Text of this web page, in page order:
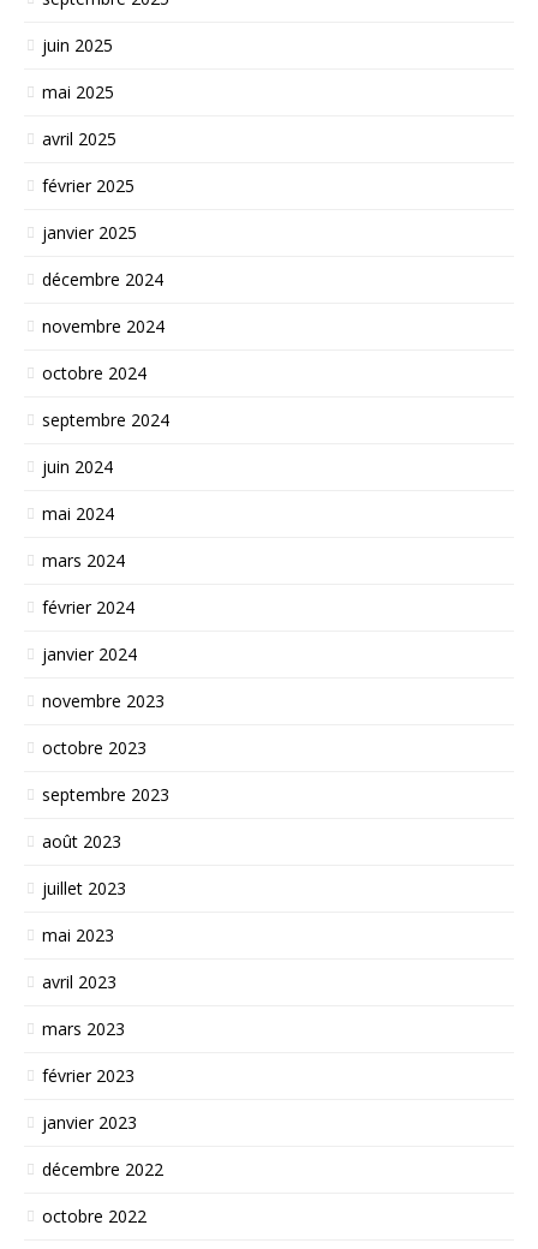
juin 2025
mai 2025
avril 2025
février 2025
janvier 2025
décembre 2024
novembre 2024
octobre 2024
septembre 2024
juin 2024
mai 2024
mars 2024
février 2024
janvier 2024
novembre 2023
octobre 2023
septembre 2023
août 2023
juillet 2023
mai 2023
avril 2023
mars 2023
février 2023
janvier 2023
décembre 2022
octobre 2022